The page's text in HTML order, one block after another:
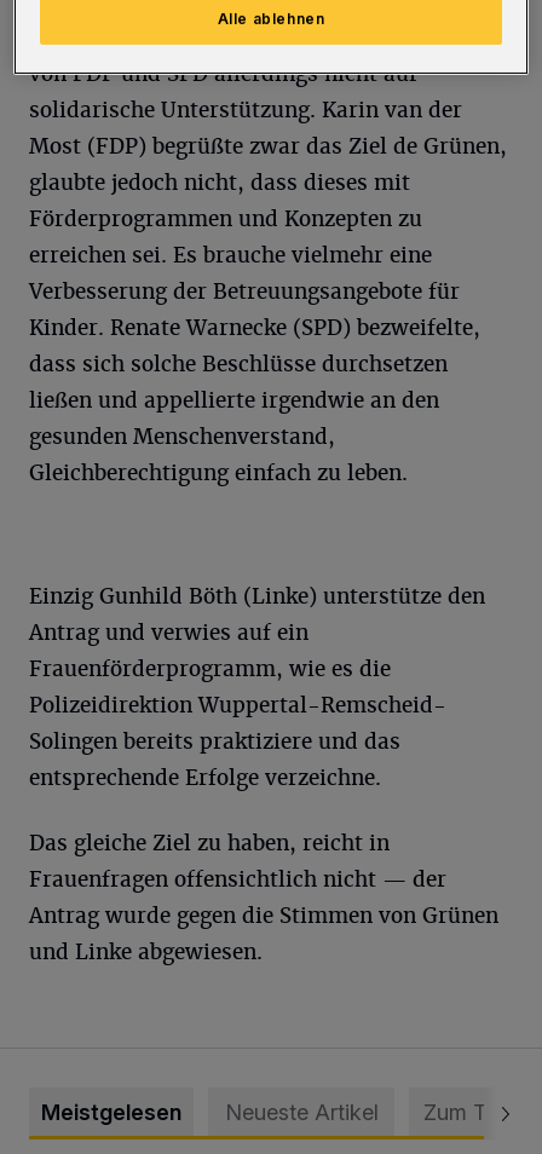
Sie stieß damit bei ihren weiblichen Kollegen
von FDP und SPD allerdings nicht auf
solidarische Unterstützung. Karin van der
Most (FDP) begrüßte zwar das Ziel de Grünen,
glaubte jedoch nicht, dass dieses mit
Förderprogrammen und Konzepten zu
erreichen sei. Es brauche vielmehr eine
Verbesserung der Betreuungsangebote für
Kinder. Renate Warnecke (SPD) bezweifelte,
dass sich solche Beschlüsse durchsetzen
ließen und appellierte irgendwie an den
gesunden Menschenverstand,
Gleichberechtigung einfach zu leben.
Einzig Gunhild Böth (Linke) unterstütze den
Antrag und verwies auf ein
Frauenförderprogramm, wie es die
Polizeidirektion Wuppertal-Remscheid-
Solingen bereits praktiziere und das
entsprechende Erfolge verzeichne.
Das gleiche Ziel zu haben, reicht in
Frauenfragen offensichtlich nicht — der
Antrag wurde gegen die Stimmen von Grünen
und Linke abgewiesen.
Meistgelesen Neueste Artikel Zum Thema
Alle ablehnen